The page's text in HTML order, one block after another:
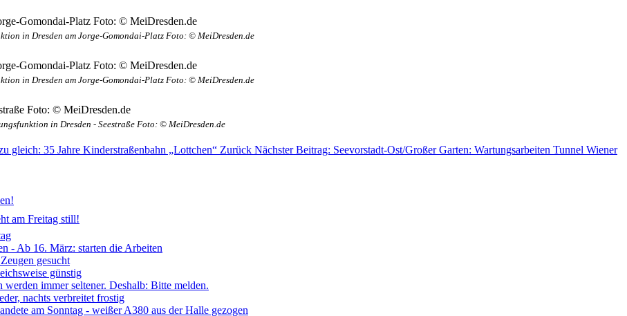
in Dresden am Jorge-Gomondai-Platz Foto: © MeiDresden.de
in Dresden am Jorge-Gomondai-Platz Foto: © MeiDresden.de
in Dresden - Seestraße Foto: © MeiDresden.de
gleich: 35 Jahre Kinderstraßenbahn „Lottchen“ Zurück Nächster Beitrag: Seevorstadt-Ost/Großer Garten: Wartungsarbeiten Tunnel Wiener
am Freitag still!
- Ab 16. März: starten die Arbeiten
gesucht
günstig
immer seltener. Deshalb: Bitte melden.
nachts verbreitet frostig
am Sonntag - weißer A380 aus der Halle gezogen